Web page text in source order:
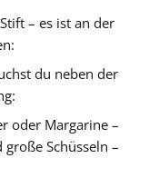
– es ist an der
du neben der
oder Margarine –
Schüsseln –